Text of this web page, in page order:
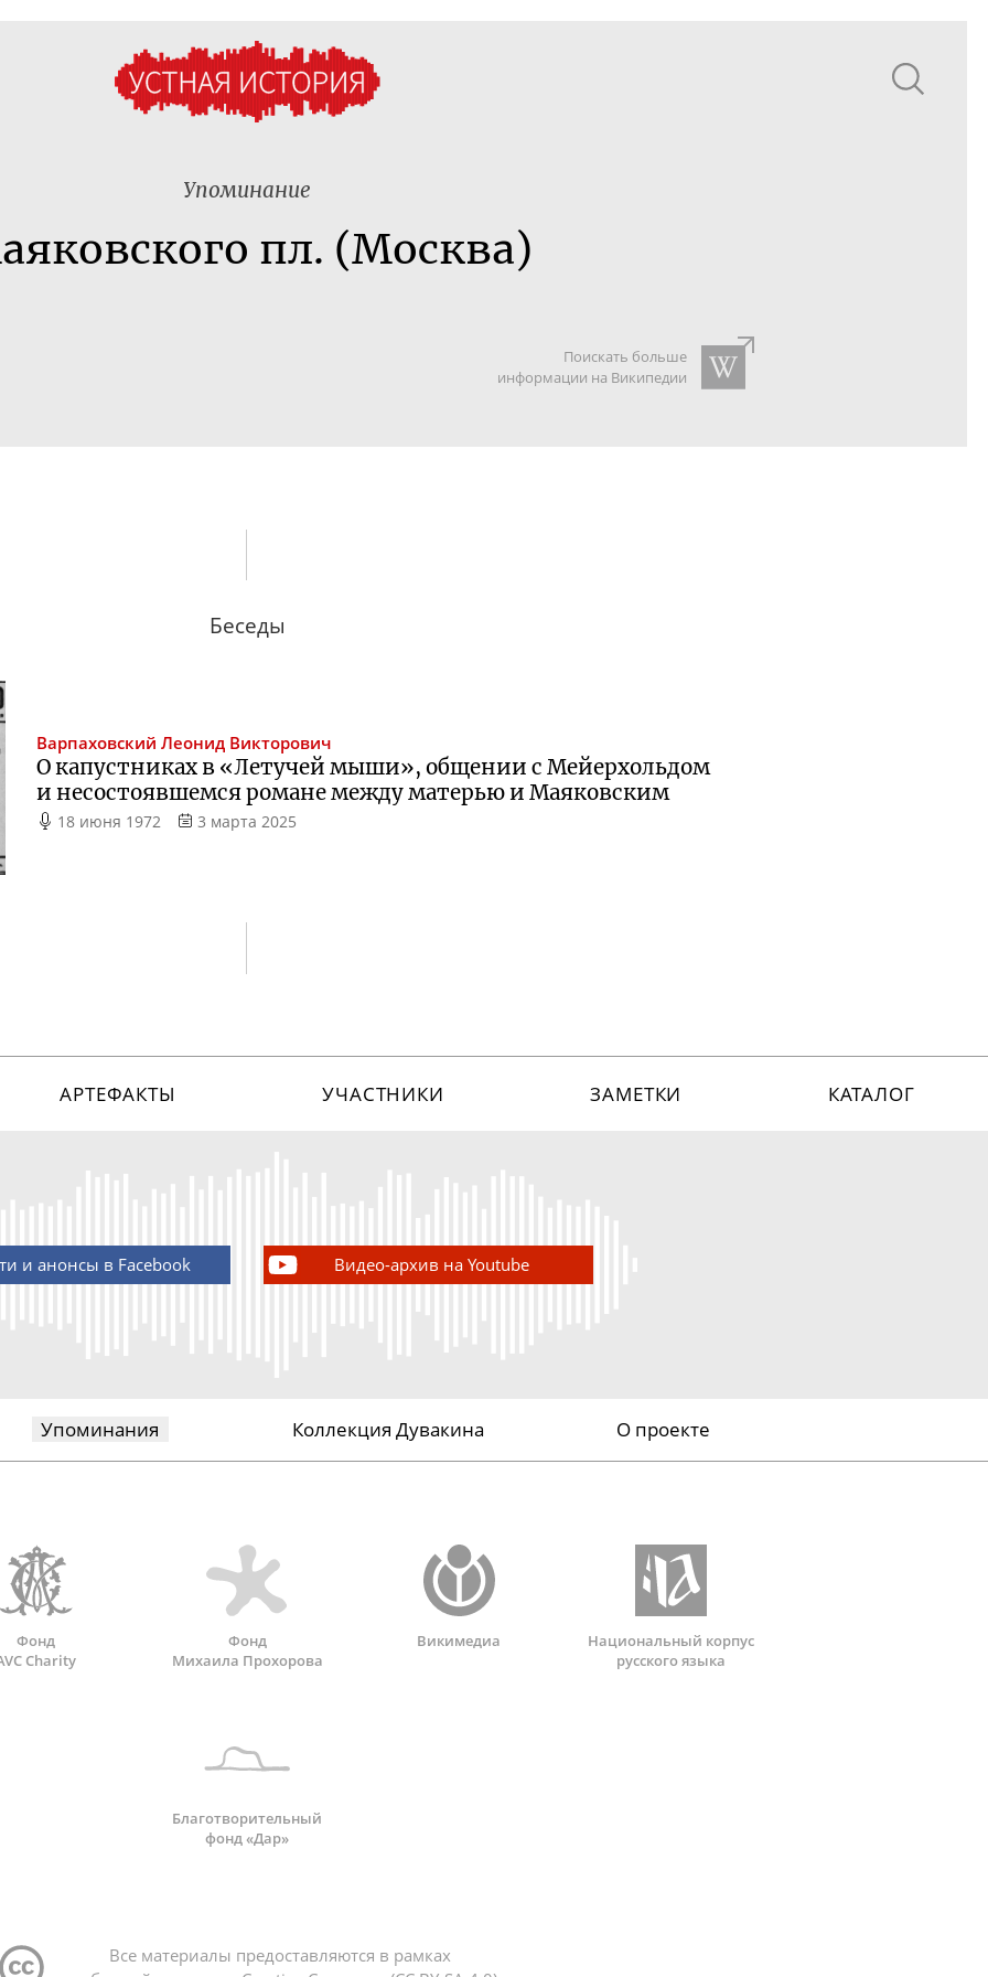
Упоминание
пл. (Москва)
Поискать больше
информации на Википедии
Беседы
Варпаховский Леонид Викторович
О капустниках в «Летучей мыши», общении с Мейерхольдом
и несостоявшемся романе между матерью и Маяковским
18 июня 1972 3 марта 2025
АРТЕФАКТЫ УЧАСТНИКИ ЗАМЕТКИ КАТАЛОГ
и анонсы в Facebook Видео-архив на Youtube
Упоминания Коллекция Дувакина О проекте
Фонд
Charity
Фонд
Михаила Прохорова
Викимедиа
Национальный корпус
русского языка
Благотворительный
фонд «Дар»
Все материалы предоставляются в рамках